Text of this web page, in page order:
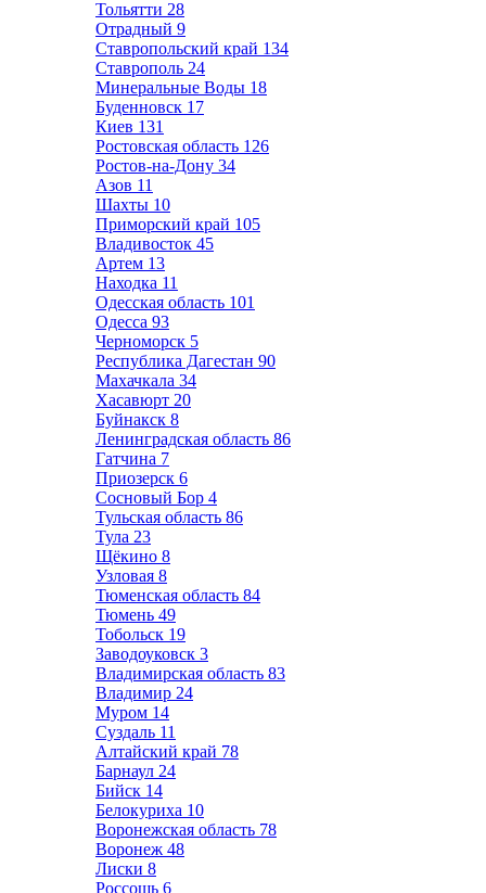
Тольятти 28
Отрадный 9
Ставропольский край 134
Ставрополь 24
Минеральные Воды 18
Буденновск 17
Киев 131
Ростовская область 126
Ростов-на-Дону 34
Азов 11
Шахты 10
Приморский край 105
Владивосток 45
Артем 13
Находка 11
Одесская область 101
Одесса 93
Черноморск 5
Республика Дагестан 90
Махачкала 34
Хасавюрт 20
Буйнакск 8
Ленинградская область 86
Гатчина 7
Приозерск 6
Сосновый Бор 4
Тульская область 86
Тула 23
Щёкино 8
Узловая 8
Тюменская область 84
Тюмень 49
Тобольск 19
Заводоуковск 3
Владимирская область 83
Владимир 24
Муром 14
Суздаль 11
Алтайский край 78
Барнаул 24
Бийск 14
Белокуриха 10
Воронежская область 78
Воронеж 48
Лиски 8
Россошь 6